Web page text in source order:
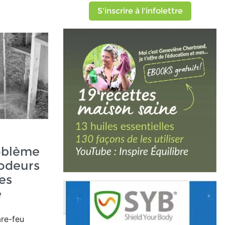
feu
S'inscrire à l'infolettre